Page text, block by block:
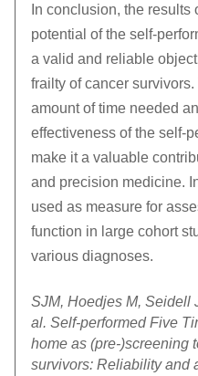
In conclusion, the
potential of the self-
a valid and reliable
frailty of cancer
amount of time needed
effectiveness of the self-
make it a valuable
and precision medicine.
used as measure for
function in large cohort
various diagnoses.
SJM, Hoedjes M, Seidell
al. Self-performed Five
home as (pre-)screening
survivors: Reliability and